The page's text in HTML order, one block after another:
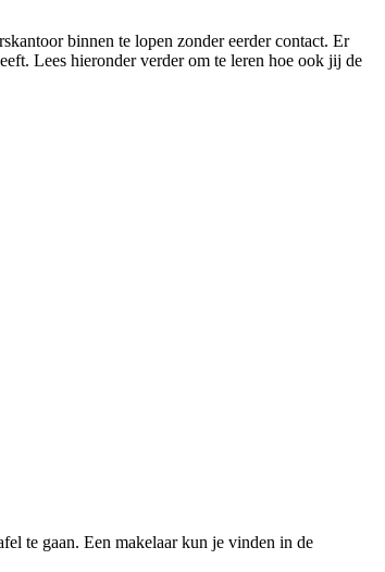
binnen te lopen zonder eerder contact. Er
Lees hieronder verder om te leren hoe ook jij de
te gaan. Een makelaar kun je vinden in de